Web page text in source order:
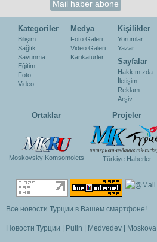
Kategoriler
Bilişim
Sağlık
Savunma
Eğitim
Foto
Video
Medya
Foto Galeri
Video Galeri
Karikatürler
Kişilikler
Yorumlar
Yazar
Sayfalar
Hakkımızda
İletişim
Reklam
Arşiv
Ortaklar
Moskovsky Komsomolets
Projeler
Türkiye Haberler
Все новости Турции в Вашем смартфоне!
Новости Турции Putin Medvedev Moskova